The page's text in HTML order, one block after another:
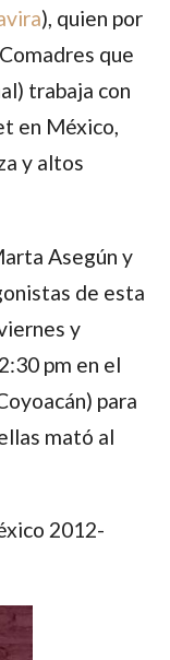
), quien por
que
trabaja con
en México,
y altos
Asegún y
de esta
y
pm en el
para
mató al
2012-